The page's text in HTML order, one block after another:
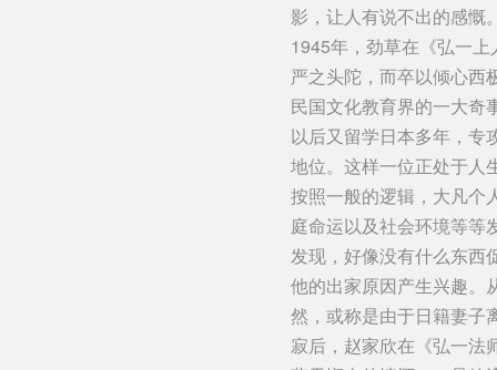
影，让人有说不出的感慨
1945年，劲草在《弘一
严之头陀，而卒以倾心西
民国文化教育界的一大奇
以后又留学日本多年，专
地位。这样一位正处于人
按照一般的逻辑，大凡个
庭命运以及社会环境等等
发现，好像没有什么东西
他的出家原因产生兴趣。
然，或称是由于日籍妻子
寂后，赵家欣在《弘一法